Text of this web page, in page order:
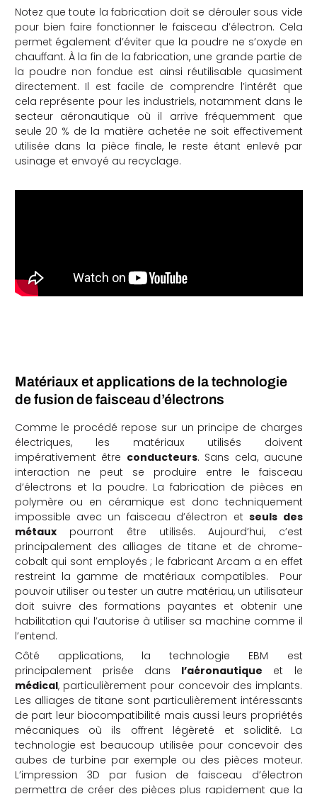
Notez que toute la fabrication doit se dérouler sous vide
pour bien faire fonctionner le faisceau d’électron. Cela
permet également d’éviter que la poudre ne s’oxyde en
chauffant. À la fin de la fabrication, une grande partie de
la poudre non fondue est ainsi réutilisable quasiment
directement. Il est facile de comprendre l’intérêt que
cela représente pour les industriels, notamment dans le
secteur aéronautique où il arrive fréquemment que
seule 20 % de la matière achetée ne soit effectivement
utilisée dans la pièce finale, le reste étant enlevé par
usinage et envoyé au recyclage.
Matériaux et applications de la technologie
de fusion de faisceau d’électrons
Comme le procédé repose sur un principe de charges
électriques, les matériaux utilisés doivent
impérativement être conducteurs. Sans cela, aucune
interaction ne peut se produire entre le faisceau
d’électrons et la poudre. La fabrication de pièces en
polymère ou en céramique est donc techniquement
impossible avec un faisceau d’électron etseuls des
métauxpourront être utilisés. Aujourd’hui, c’est
principalement des alliages de titane et de chrome-
cobalt qui sont employés ; le fabricant Arcam a en effet
restreint la gamme de matériaux compatibles. Pour
pouvoir utiliser ou tester un autre matériau, un utilisateur
doit suivre des formations payantes et obtenir une
habilitation qui l’autorise à utiliser sa machine comme il
l’entend.
Côté applications, la technologie EBM est
principalement prisée dans l’aéronautique et le
médical, particulièrement pour concevoir des implants.
Les alliages de titane sont particulièrement intéressants
de part leur biocompatibilité mais aussi leurs propriétés
mécaniques où ils offrent légèreté et solidité. La
technologie est beaucoup utilisée pour concevoir des
aubes de turbine par exemple ou des pièces moteur.
L’impression 3D par fusion de faisceau d’électron
permettra de créer des pièces plus rapidement que la